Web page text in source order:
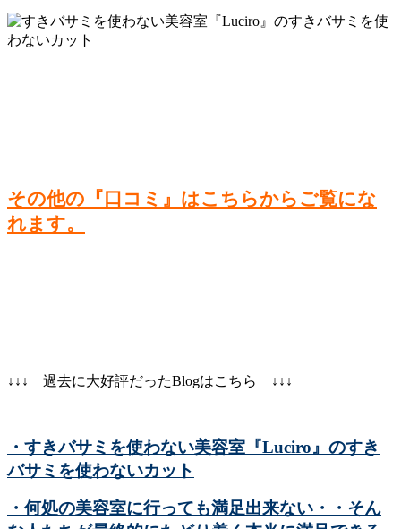
その他の『口コミ』はこちらからご覧にな
れます。
↓↓↓ 過去に大好評だったBlogはこちら ↓↓↓
・すきバサミを使わない美容室『Luciro』のすき
バサミを使わないカット
・何処の美容室に行っても満足出来ない・・そん